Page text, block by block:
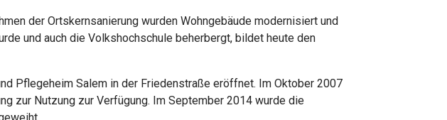
der Ortskernsanierung wurden Wohngebäude modernisiert und
und auch die Volkshochschule beherbergt, bildet heute den
Pflegeheim Salem in der Friedenstraße eröffnet. Im Oktober 2007
zur Nutzung zur Verfügung. Im September 2014 wurde die